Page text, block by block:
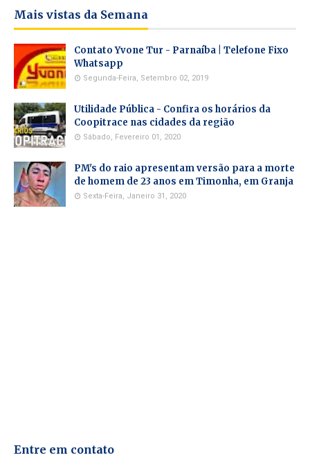
Mais vistas da Semana
Contato Yvone Tur - Parnaíba | Telefone Fixo
Whatsapp
Segunda-Feira, Setembro 02, 2019
Utilidade Pública - Confira os horários da
Coopitrace nas cidades da região
Sábado, Fevereiro 01, 2020
PM's do raio apresentam versão para a morte
de homem de 23 anos em Timonha, em Granja
Sexta-Feira, Janeiro 31, 2020
Entre em contato